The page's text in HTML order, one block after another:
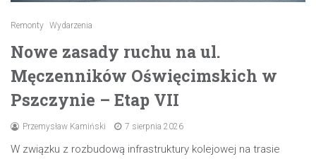
Remonty Wydarzenia
Nowe zasady ruchu na ul.
Męczenników Oświęcimskich w
Pszczynie – Etap VII
Przemysław Kamiński 7 sierpnia 2026
W związku z rozbudową infrastruktury kolejowej na trasie